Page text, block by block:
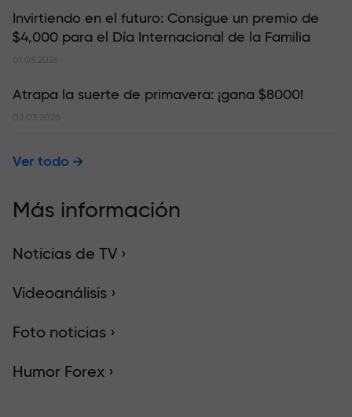
Invirtiendo en el futuro: Consigue un premio de
$4,000 para el Día Internacional de la Familia
01.05.2026
Atrapa la suerte de primavera: ¡gana $8000!
02.03.2026
Ver todo
Más información
Noticias de TV ›
Videoanálisis ›
Foto noticias ›
Humor Forex ›